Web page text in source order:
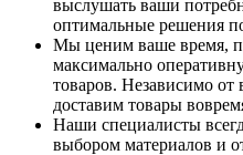
выслушать ваши
оптимальные решения
Мы ценим ваше время,
максимально
товаров. Независимо
доставим товары
Наши специалисты
выбором материалов и